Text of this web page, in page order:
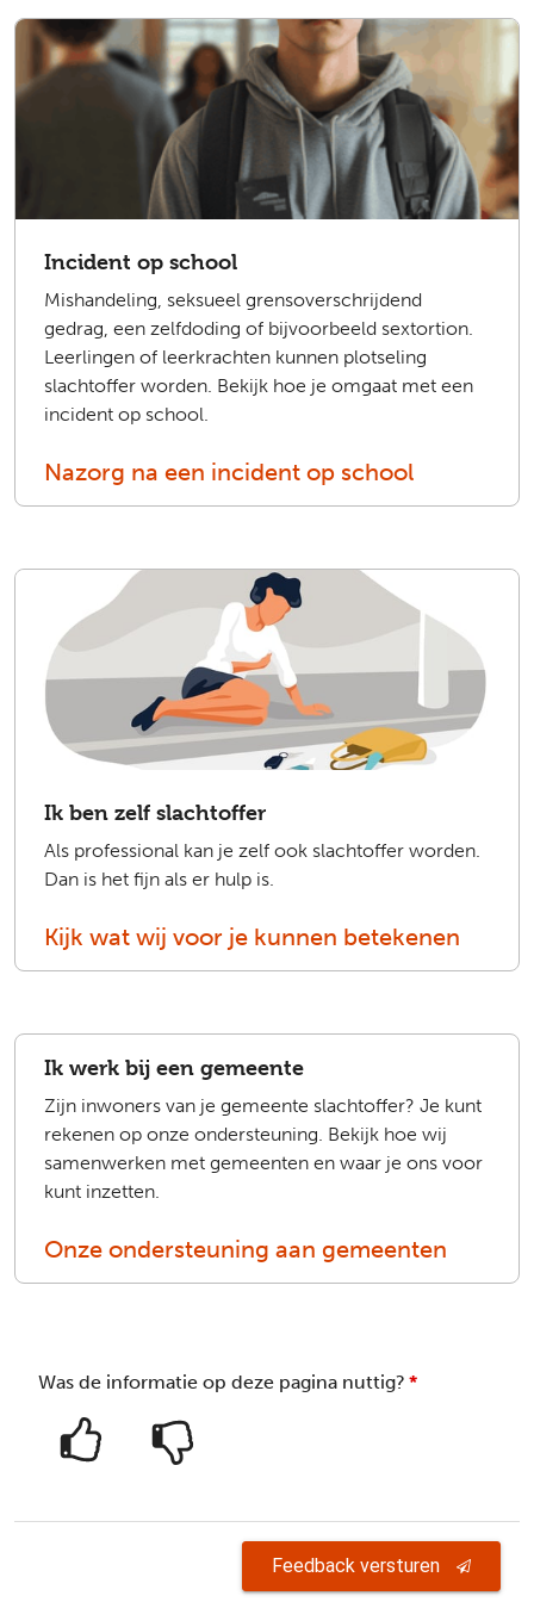
Incident op school
Mishandeling, seksueel grensoverschrijdend
gedrag, een zelfdoding of bijvoorbeeld sextortion.
Leerlingen of leerkrachten kunnen plotseling
slachtoffer worden. Bekijk hoe je omgaat met een
incident op school.
Nazorg na een incident op school
Ik ben zelf slachtoffer
Als professional kan je zelf ook slachtoffer worden.
Dan is het fijn als er hulp is.
Kijk wat wij voor je kunnen betekenen
Ik werk bij een gemeente
Zijn inwoners van je gemeente slachtoffer? Je kunt
rekenen op onze ondersteuning. Bekijk hoe wij
samenwerken met gemeenten en waar je ons voor
kunt inzetten.
Onze ondersteuning aan gemeenten
Was de informatie op deze pagina nuttig? *
Feedback versturen